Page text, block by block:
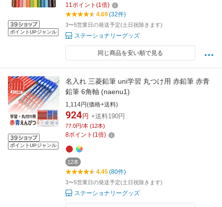
ポイントUPジャンル
11ポイント (1倍)
4.69(32件)
3〜5営業日の発送予定(土日祝除きます)
ステーショナリーグッズ
同じ商品を安い順で見る
ポイントUPジャンル
名入れ 三菱鉛筆 uni学習 丸つけ用 赤鉛筆 赤青
鉛筆 6角軸 (naenu1)
1,114円(価格+送料)
924 円 +送料190円
77.0円/本 (12本)
8ポイント (1倍)
12本
4.45(80件)
3〜5営業日の発送予定(土日祝除きます)
ステーショナリーグッズ